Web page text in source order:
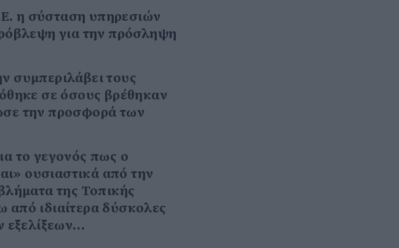
η σύσταση υπηρεσιών
για την πρόσληψη
συμπεριλάβει τους
σε όσους βρέθηκαν
την προσφορά των
το γεγονός πως ο
ουσιαστικά από την
της Τοπικής
ιδιαίτερα δύσκολες
εξελίξεων…